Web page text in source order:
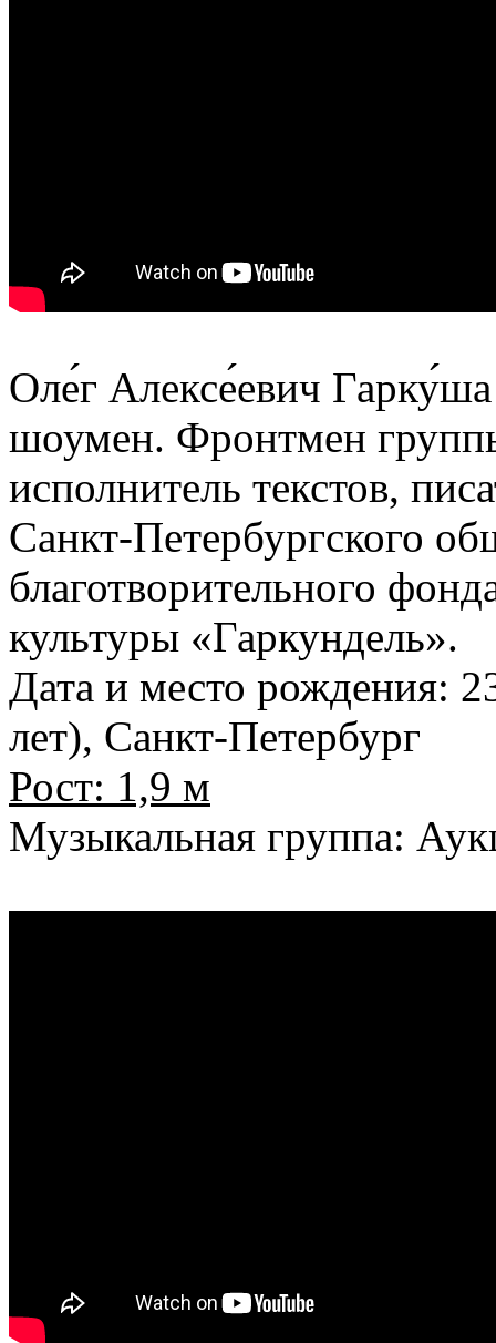
Оле́г Алексе́евич
шоумен. Фронтмен
исполнитель текстов,
Санкт-Петербургского
благотворительного
культуры «Гаркундель».
Дата и место рождения:
лет), Санкт-Петербург
Рост: 1,9 м
Музыкальная группа: